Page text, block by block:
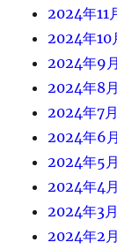
2024年11
2024年10
2024年9月
2024年8月
2024年7月
2024年6月
2024年5月
2024年4月
2024年3月
2024年2月